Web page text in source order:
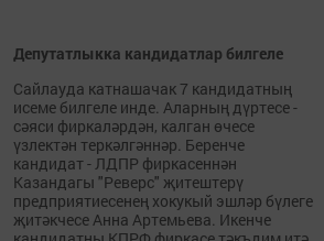
Депутатлыкка кандидатлар билгеле
Сайлауда катнашачак 7 кандидатның
исеме билгеле инде. Аларның дүртесе -
сәяси фиркаләрдән, калган өчесе
үзлектән теркәлгәннәр. Беренче
кандидат - ЛДПР фиркасеннән
Казандагы "Реверс" җитештерү
предприятиесенең хокукый эшләр бүлеге
җитәкчесе Анна Артемьева. Икенче